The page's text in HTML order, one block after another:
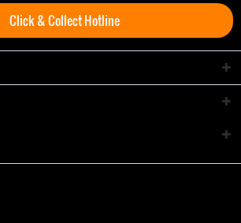
Click & Collect Hotline